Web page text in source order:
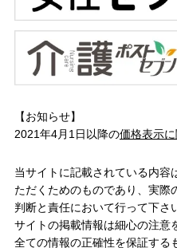
【お知らせ】
2021年4月1日以降の価格表示
当サイトに記載されている内容
ただくためのものであり、実際
判断と責任において行って下さ
サイトの掲載情報は細心の注意
全ての情報の正確性を保証する